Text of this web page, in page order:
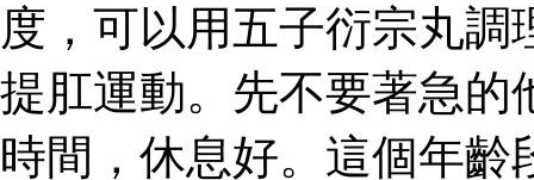
度，可以用五子衍宗丸
提肛運動。先不要著急的
時間，休息好。這個年